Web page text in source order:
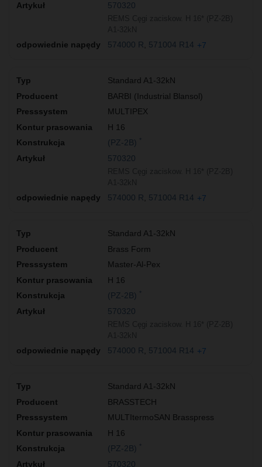
570320
574000 R 571004 R14 +7
Standard A1-32kN
BARBI (Industrial Blansol)
MULTIPEX
H 16
(PZ-2B)
570320
574000 R 571004 R14 +7
Standard A1-32kN
Brass Form
Master-Al-Pex
H 16
(PZ-2B)
570320
574000 R 571004 R14 +7
Standard A1-32kN
BRASSTECH
MULTItermoSAN Brasspress
H 16
(PZ-2B)
570320